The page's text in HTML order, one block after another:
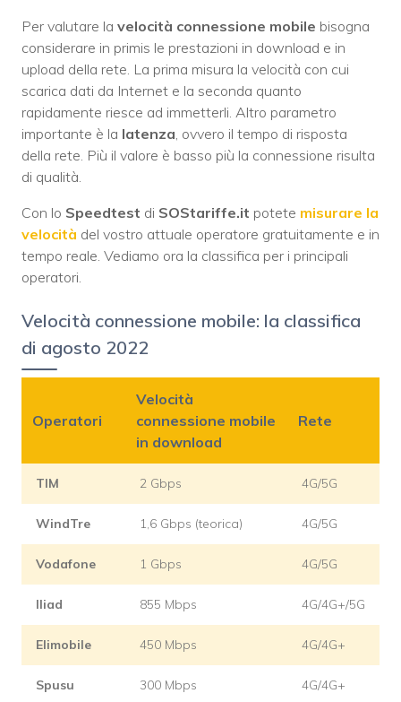
Per valutare la velocità connessione mobile bisogna
considerare in primis le prestazioni in download e in
upload della rete. La prima misura la velocità con cui
scarica dati da Internet e la seconda quanto
rapidamente riesce ad immetterli. Altro parametro
importante è la latenza , ovvero il tempo di risposta
della rete. Più il valore è basso più la connessione risulta
di qualità.
Con lo Speedtest di SOStariffe.it potete misurare la
velocità del vostro attuale operatore gratuitamente e in
tempo reale. Vediamo ora la classifica per i principali
operatori.
Velocità connessione mobile: la classifica
di agosto 2022
Operatori
Velocità
connessione mobile
in download
Rete
TIM 2 Gbps 4G/5G
WindTre 1,6 Gbps (teorica) 4G/5G
Vodafone 1 Gbps 4G/5G
Iliad 855 Mbps 4G/4G+/5G
Elimobile 450 Mbps 4G/4G+
Spusu 300 Mbps 4G/4G+